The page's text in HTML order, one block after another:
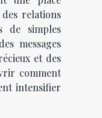
relations
de simples
messages
et des
comment
intensifier